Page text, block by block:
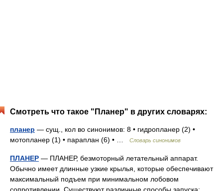
Смотреть что такое "Планер" в других словарях:
планер — сущ., кол во синонимов: 8 • гидропланер (2) •
мотопланер (1) • параплан (6) • …
Словарь синонимов
ПЛАНЕР — ПЛАНЕР, безмоторный летательный аппарат.
Обычно имеет длинные узкие крылья, которые обеспечивают
максимальный подъем при минимальном лобовом